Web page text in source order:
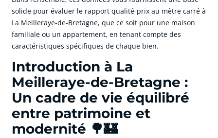
solide pour évaluer le rapport qualité-prix au mètre carré à
La Meilleraye-de-Bretagne, que ce soit pour une maison
familiale ou un appartement, en tenant compte des
caractéristiques spécifiques de chaque bien.
Introduction à La
Meilleraye-de-Bretagne :
Un cadre de vie équilibré
entre patrimoine et
modernité 🌳🏰